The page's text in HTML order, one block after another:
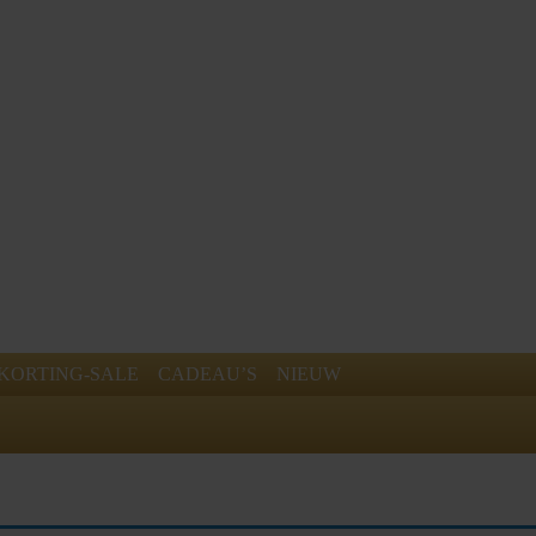
SALE CADEAU’S NIEUW